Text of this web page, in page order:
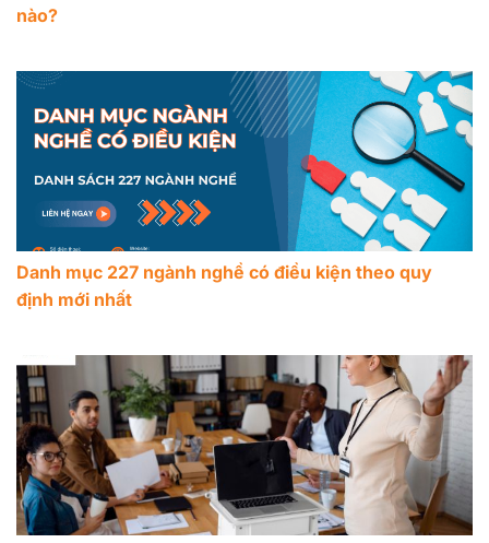
nào?
Danh mục 227 ngành nghề có điều kiện theo quy
định mới nhất